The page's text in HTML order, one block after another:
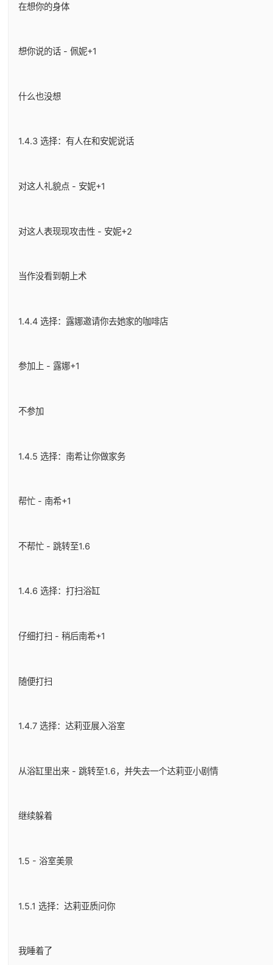
在想你的身体
想你说的话 - 佩妮+1
什么也没想
1.4.3 选择：有人在和安妮说话
对这人礼貌点 - 安妮+1
对这人表现现攻击性 - 安妮+2
当作没看到朝上术
1.4.4 选择：露娜邀请你去她家的咖啡店
参加上 - 露娜+1
不参加
1.4.5 选择：南希让你做家务
帮忙 - 南希+1
不帮忙 - 跳转至1.6
1.4.6 选择：打扫浴缸
仔细打扫 - 稍后南希+1
随便打扫
1.4.7 选择：达莉亚展入浴室
从浴缸里出来 - 跳转至1.6，并失去一个达莉亚小剧情
继续躲着
1.5 - 浴室美景
1.5.1 选择：达莉亚质问你
我睡着了